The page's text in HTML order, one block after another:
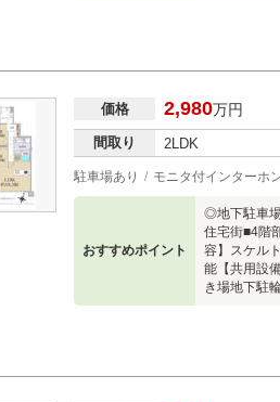
価格 2,980万円
間取り 2LDK
駐車場あり モニタ付インターホ
おすすめポイント
◎地下駐車
住宅街■4階
容】スケル
能【共用設
き場地下駐